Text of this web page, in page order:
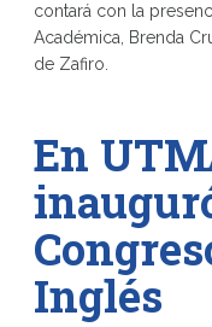
contará con la
Académica, Brenda
de Zafiro.
En
Inglés